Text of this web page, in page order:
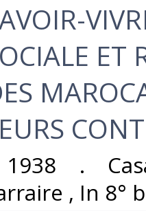
ET
1938 .
, In 8°